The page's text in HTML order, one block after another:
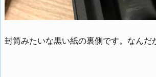
封筒みたいな黒い紙の裏側です。なんだ